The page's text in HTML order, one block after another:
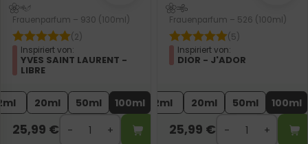
Frauenparfum – 930 (100ml)
(2)
Inspiriert von:
YVES SAINT LAURENT -
LIBRE
20ml 50ml 100ml
25,99 €
Frauenparfum – 526 (100ml)
(5)
Inspiriert von:
DIOR - J'ADOR
2ml 20ml 50ml 100ml
25,99 €